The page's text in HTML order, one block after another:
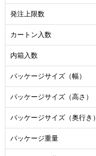
発注上限数
カートン入数
内箱入数
パッケージサイズ（幅）
パッケージサイズ（高さ）
パッケージサイズ（奥行き）
パッケージ重量